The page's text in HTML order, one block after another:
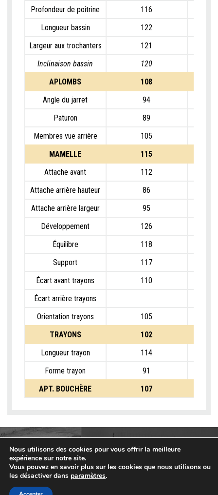
Profondeur de poitrine
116
Longueur bassin
122
Largeur aux trochanters
121
Inclinaison bassin
120
APLOMBS
108
Angle du jarret
94
Paturon
89
Membres vue arrière
105
MAMELLE
115
Attache avant
112
Attache arrière hauteur
86
Attache arrière largeur
95
Développement
126
Équilibre
118
Support
117
Écart avant trayons
110
Écart arrière trayons
Orientation trayons
105
TRAYONS
102
Longueur trayon
114
Forme trayon
91
APT. BOUCHÈRE
107
Nous utilisons des cookies pour vous offrir la meilleure
expérience sur notre site.
Vous pouvez en savoir plus sur les cookies que nous utilisons ou
les désactiver dans paramètres.